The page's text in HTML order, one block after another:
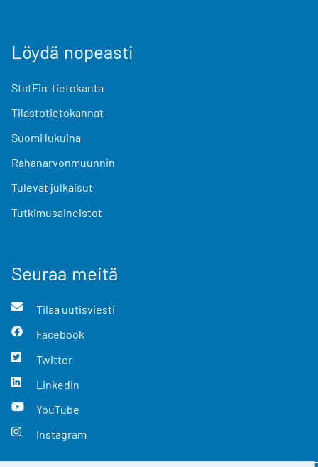
Löydä nopeasti
StatFin-tietokanta
Tilastotietokannat
Suomi lukuina
Rahanarvonmuunnin
Tulevat julkaisut
Tutkimusaineistot
Seuraa meitä
Tilaa uutisviesti
Facebook
Twitter
LinkedIn
YouTube
Instagram